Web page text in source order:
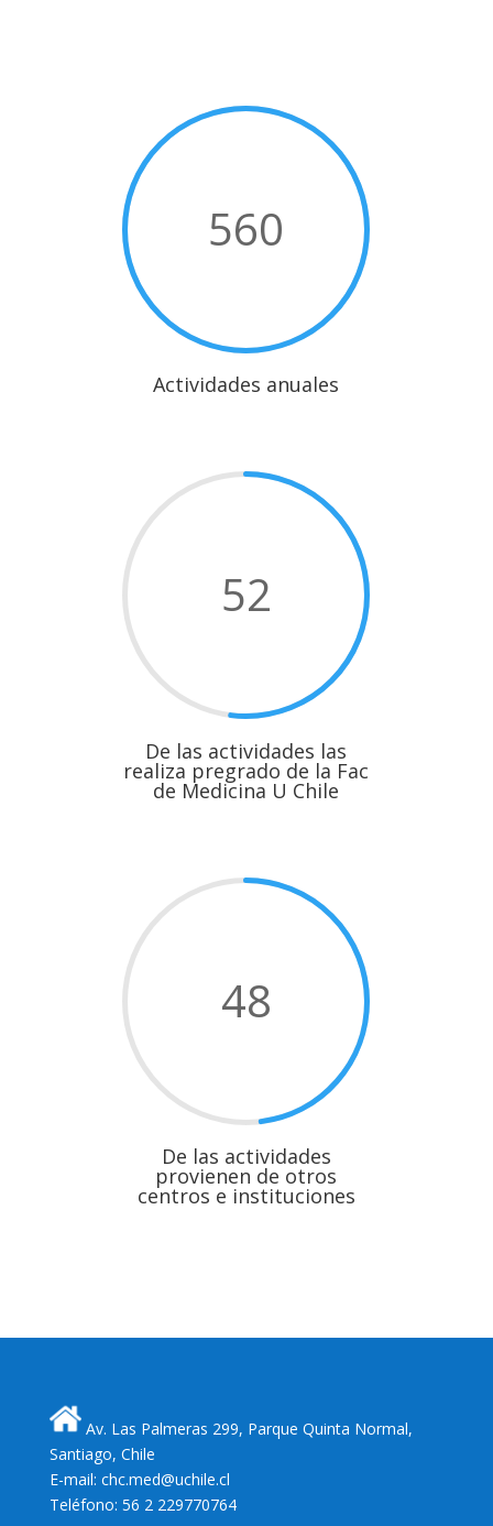
560
Actividades anuales
52
De las actividades las
realiza pregrado de la Fac
de Medicina U Chile
48
De las actividades
provienen de otros
centros e instituciones
Av. Las Palmeras 299, Parque Quinta Normal,
Santiago, Chile
E-mail: chc.med@uchile.cl
Teléfono: 56 2 229770764